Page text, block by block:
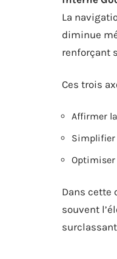
La
diminue
renforçant
Ces trois
Affirmer
Simplifier
Dans cette
souvent